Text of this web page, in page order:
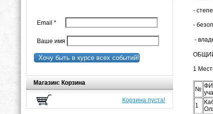
Email *
Ваше имя
Хочу быть в курсе всех событий!
Магазин: Корзина
Корзина пуста!
-
-
-
1
№
1